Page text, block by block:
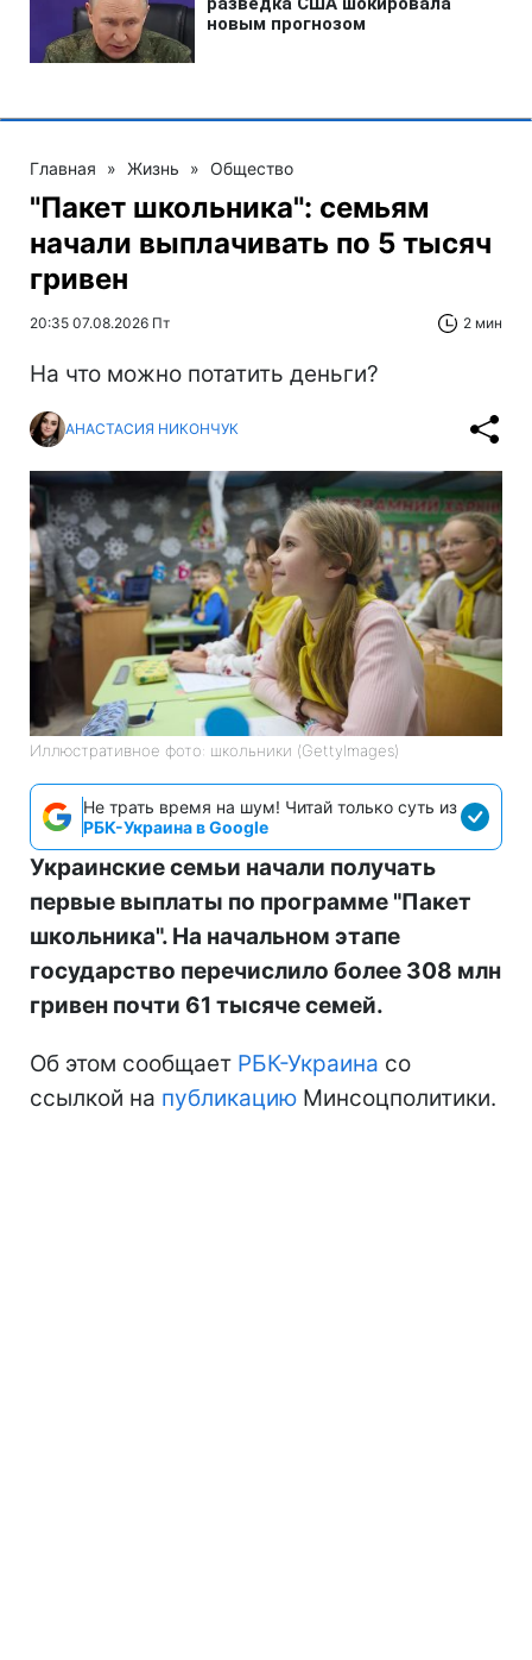
Главная » Жизнь » Общество
"Пакет школьника": семьям
начали выплачивать по 5 тысяч
гривен
20:35 07.08.2026 Пт 2 мин
На что можно потатить деньги?
АНАСТАСИЯ НИКОНЧУК
Иллюстративное фото: школьники (GettyImages)
Не трать время на шум! Читай только суть из
РБК-Украина в Google
Украинские семьи начали получать
первые выплаты по программе "Пакет
школьника". На начальном этапе
государство перечислило более 308 млн
гривен почти 61 тысяче семей.
Об этом сообщает РБК-Украина со
ссылкой на публикацию Минсоцполитики.